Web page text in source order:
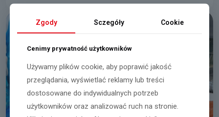
Zgody Sczegóły Cookie
Cenimy prywatność użytkowników
Używamy plików cookie, aby poprawić jakość
przeglądania, wyświetlać reklamy lub treści
dostosowane do indywidualnych potrzeb
użytkowników oraz analizować ruch na stronie.